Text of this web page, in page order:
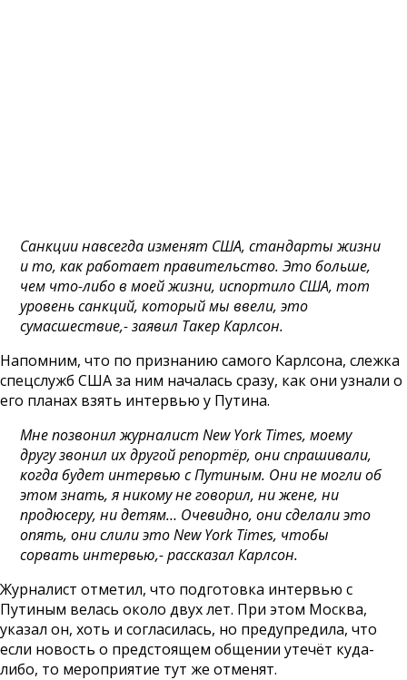
Санкции навсегда изменят США, стандарты жизни
и то, как работает правительство. Это больше,
чем что-либо в моей жизни, испортило США, тот
уровень санкций, который мы ввели, это
сумасшествие,- заявил Такер Карлсон.
Напомним, что по признанию самого Карлсона, слежка
спецслужб США за ним началась сразу, как они узнали о
его планах взять интервью у Путина.
Мне позвонил журналист New York Times, моему
другу звонил их другой репортёр, они спрашивали,
когда будет интервью с Путиным. Они не могли об
этом знать, я никому не говорил, ни жене, ни
продюсеру, ни детям… Очевидно, они сделали это
опять, они слили это New York Times, чтобы
сорвать интервью,- рассказал Карлсон.
Журналист отметил, что подготовка интервью с
Путиным велась около двух лет. При этом Москва,
указал он, хоть и согласилась, но предупредила, что
если новость о предстоящем общении утечёт куда-
либо, то мероприятие тут же отменят.